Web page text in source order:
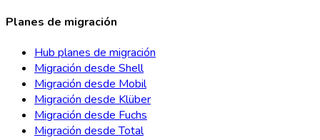
Planes de migración
Hub planes de migración
Migración desde Shell
Migración desde Mobil
Migración desde Klüber
Migración desde Fuchs
Migración desde Total